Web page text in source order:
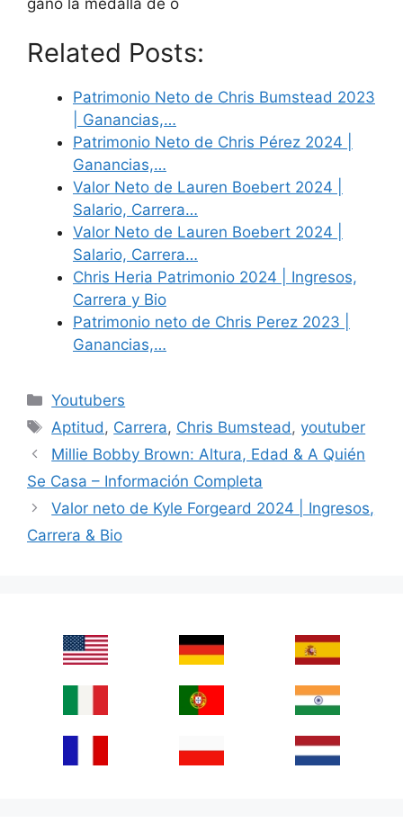
Related Posts:
Patrimonio Neto de Chris Bumstead 2023
| Ganancias,…
Patrimonio Neto de Chris Pérez 2024 |
Ganancias,…
Valor Neto de Lauren Boebert 2024 |
Salario, Carrera…
Valor Neto de Lauren Boebert 2024 |
Salario, Carrera…
Chris Heria Patrimonio 2024 | Ingresos,
Carrera y Bio
Patrimonio neto de Chris Perez 2023 |
Ganancias,…
Categories
Youtubers
Tags
Aptitud, Carrera, Chris Bumstead,youtuber
Millie Bobby Brown: Altura, Edad & A Quién
Se Casa – Información Completa
Valor neto de Kyle Forgeard 2024 | Ingresos,
Carrera & Bio